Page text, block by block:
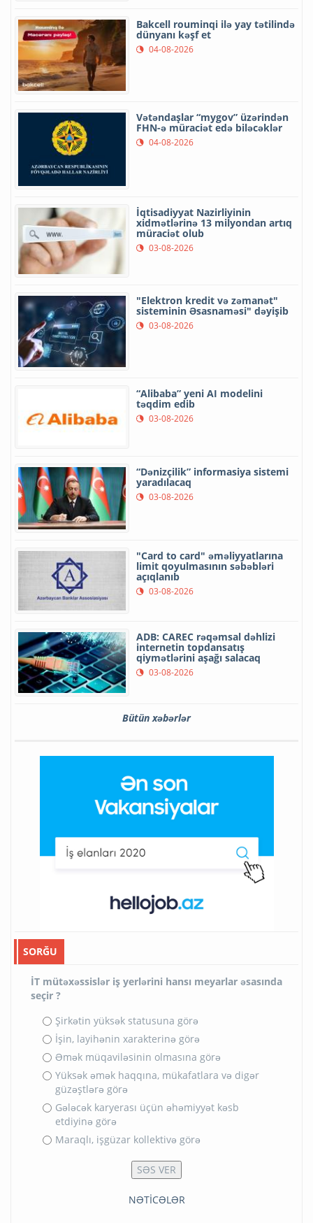
Bakcell rouminqi ilə yay tətilində
dünyanı kəşf et
04-08-2026
Vətəndaşlar “mygov” üzərindən
FHN-ə müraciət edə biləcəklər
04-08-2026
İqtisadiyyat Nazirliyinin
xidmətlərinə 13 milyondan artıq
müraciət olub
03-08-2026
"Elektron kredit və zəmanət"
sisteminin Əsasnaməsi" dəyişib
03-08-2026
“Alibaba” yeni AI modelini
təqdim edib
03-08-2026
“Dənizçilik” informasiya sistemi
yaradılacaq
03-08-2026
"Card to card" əməliyyatlarına
limit qoyulmasının səbəbləri
açıqlanıb
03-08-2026
ADB: CAREC rəqəmsal dəhlizi
internetin topdansatış
qiymətlərini aşağı salacaq
03-08-2026
Bütün xəbərlər
SORĞU
İT mütəxəssislər iş yerlərini hansı meyarlar əsasında
seçir ?
Şirkətin yüksək statusuna görə
İşin, layihənin xarakterinə görə
Əmək müqaviləsinin olmasına görə
Yüksək əmək haqqına, mükafatlara və digər
güzəştlərə görə
Gələcək karyerası üçün əhəmiyyət kəsb
etdiyinə görə
Maraqlı, işgüzar kollektivə görə
NƏTİCƏLƏR